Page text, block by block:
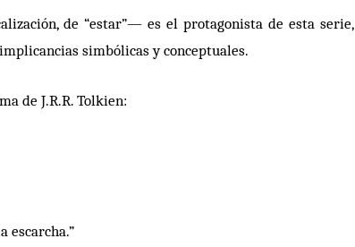
n, de “estar”— es el protagonista de esta serie,
simbólicas y conceptuales.
de J.R.R. Tolkien:
escarcha.”